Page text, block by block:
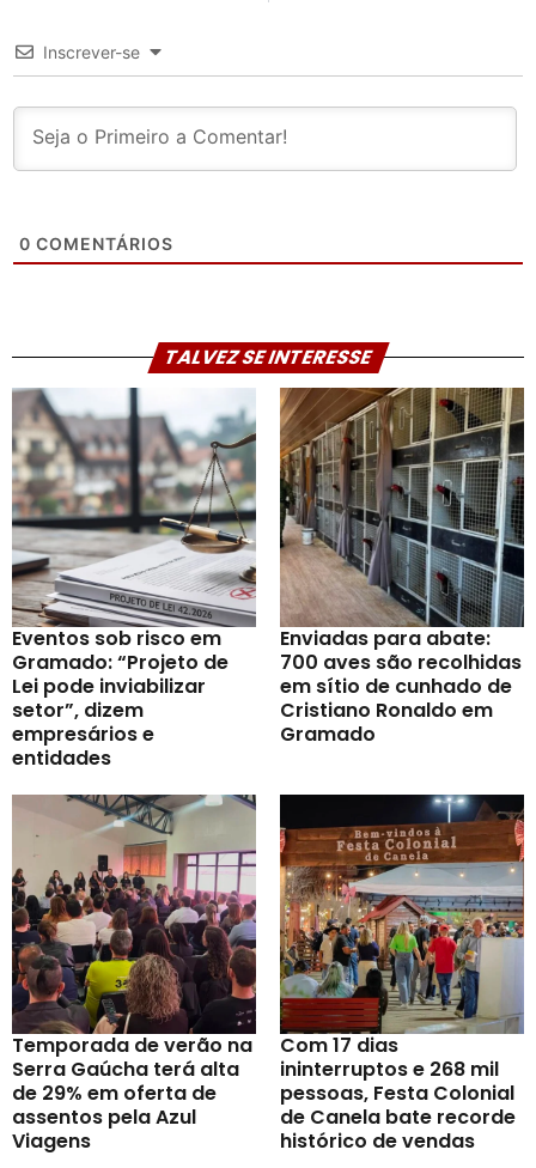
Inscrever-se
0 COMENTÁRIOS
TALVEZ SE INTERESSE
Eventos sob risco em
Gramado: “Projeto de
Lei pode inviabilizar
setor”, dizem
empresários e
entidades
Enviadas para abate:
700 aves são recolhidas
em sítio de cunhado de
Cristiano Ronaldo em
Gramado
Temporada de verão na
Serra Gaúcha terá alta
de 29% em oferta de
assentos pela Azul
Viagens
Com 17 dias
ininterruptos e 268 mil
pessoas, Festa Colonial
de Canela bate recorde
histórico de vendas